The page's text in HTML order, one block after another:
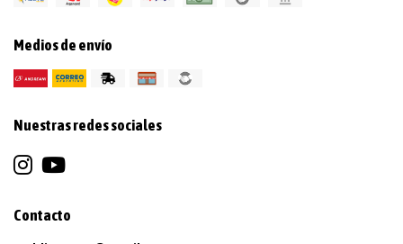
Medios de envío
Nuestras redes sociales
Contacto